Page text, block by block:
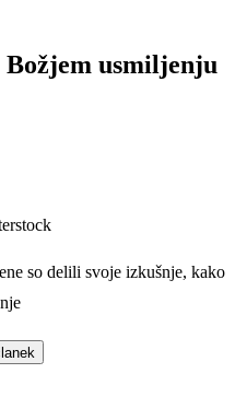
usmiljenju
so delili svoje izkušnje, kako